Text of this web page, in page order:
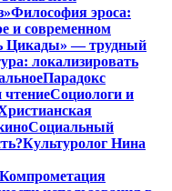
Философия эроса:
и современном
Цикады» — трудный
локализировать
Парадокс
чтениеСоциологи и
Социальный
Культуролог Нина
Компрометация